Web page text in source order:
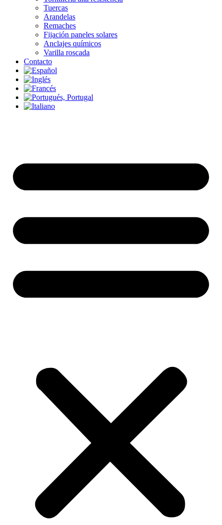
Tuercas
Arandelas
Remaches
Fijación paneles solares
Anclajes químicos
Varilla roscada
Contacto